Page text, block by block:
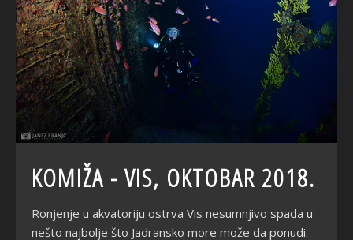
KOMIŽA - VIS, OKTOBAR 2018.
Ronjenje u akvatoriju ostrva Vis nesumnjivo spada u
nešto najbolje što Jadransko more može da ponudi.